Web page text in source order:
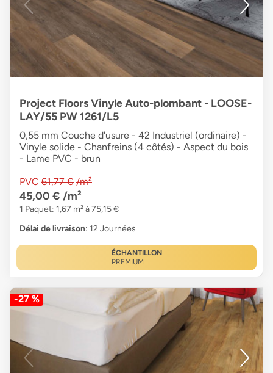
Project Floors Vinyle Auto-plombant - LOOSE-
LAY/55 PW 1261/L5
0,55 mm Couche d'usure - 42 Industriel (ordinaire) -
Vinyle solide - Chanfreins (4 côtés) - Aspect du bois
- Lame PVC - brun
PVC 61,77 € /m²
45,00 € /m²
1 Paquet: 1,67 m² à 75,15 €
Délai de livraison: 12 Journées
ÉCHANTILLON
PREMIUM
-27 %